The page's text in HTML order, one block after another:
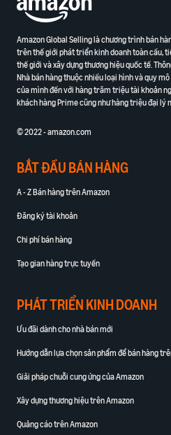
Amazon Global Selling là chương trình bán
trên thế giới phát triển kinh doanh toàn cầu,
thế giới và xây dựng thương hiệu quốc tế.
Nhà bán hàng thuộc nhiều loại hình và quy
của mình đến với hàng trăm triệu tài khoản
khách hàng Prime cũng như hàng triệu đại lý
© 2022 - amazon.com
BẮT ĐẦU BÁN HÀNG
A - Z Bán hàng trên Amazon
Đăng ký tài khoản
Chi phí bán hàng
Tạo gian hàng trực tuyến
PHÁT TRIỂN KINH DOANH
Ưu đãi dành cho nhà bán mới
Hướng dẫn lựa chọn sản phẩm để bán hàng
Giải pháp chuỗi cung ứng của Amazon
Xây dựng thương hiệu trên Amazon
Quảng cáo trên Amazon